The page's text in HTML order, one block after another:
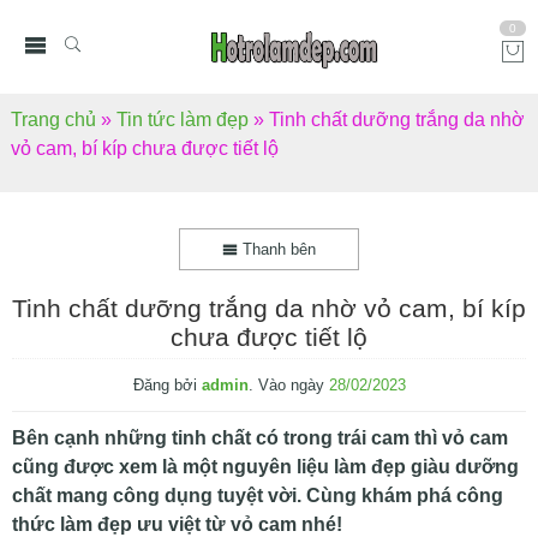
0
Trang chủ » Tin tức làm đẹp » Tinh chất dưỡng trắng da nhờ
vỏ cam, bí kíp chưa được tiết lộ
Thanh bên
Tinh chất dưỡng trắng da nhờ vỏ cam, bí kíp
chưa được tiết lộ
Đăng bởi admin. Vào ngày 28/02/2023
Bên cạnh những tinh chất có trong trái cam thì vỏ cam
cũng được xem là một nguyên liệu làm đẹp giàu dưỡng
chất mang công dụng tuyệt vời. Cùng khám phá công
thức làm đẹp ưu việt từ vỏ cam nhé!